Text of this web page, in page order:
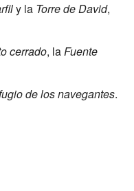
y la Torre de David,
cerrado, laFuente
de los navegantes.